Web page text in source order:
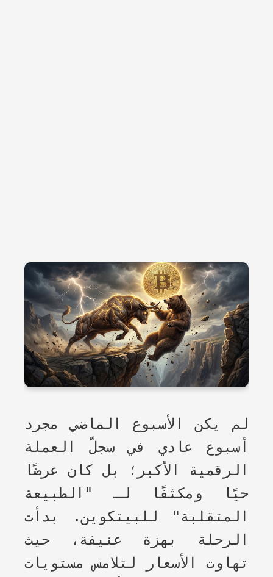
لم يكن الأسبوع الماضي مجرد
أسبوع عادي في سجلّ العملة
الرقمية الأكبر؛ بل كان عرضًا
حيًا ومكثفًا لـ "الطبيعة
المتقلبة" للبيتكوين. بدأت
الرحلة بهزة عنيفة، حيث
تهاوت الأسعار لتلامس مستويات